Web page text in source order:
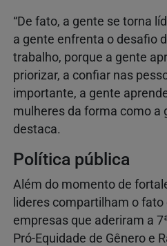
“De fato, a gente se torna
a gente enfrenta o desafio
trabalho, porque a gente
priorizar, a confiar nas
importante, a gente
mulheres da forma como a
destaca.
Política pública
Além do momento de
lideres compartilham o
empresas que aderiram a
Pró-Equidade de Gênero e